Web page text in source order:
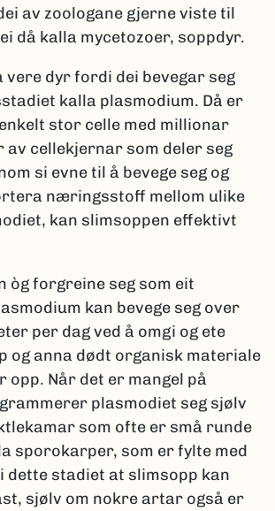
av zoologane gjerne viste til
då kalla mycetozoer, soppdyr.
vere dyr fordi dei bevegar seg
kalla plasmodium. Då er
stor celle med millionar
cellekjernar som deler seg
si evne til å bevege seg og
næringsstoff mellom ulike
kan slimsoppen effektivt
òg forgreine seg som eit
kan bevege seg over
per dag ved å omgi og ete
og anna dødt organisk materiale
opp. Når det er mangel på
plasmodiet seg sjølv
som ofte er små runde
sporokarper, som er fylte med
dette stadiet at slimsopp kan
sjølv om nokre artar også er